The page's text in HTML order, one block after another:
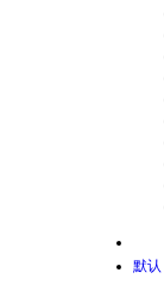
默认